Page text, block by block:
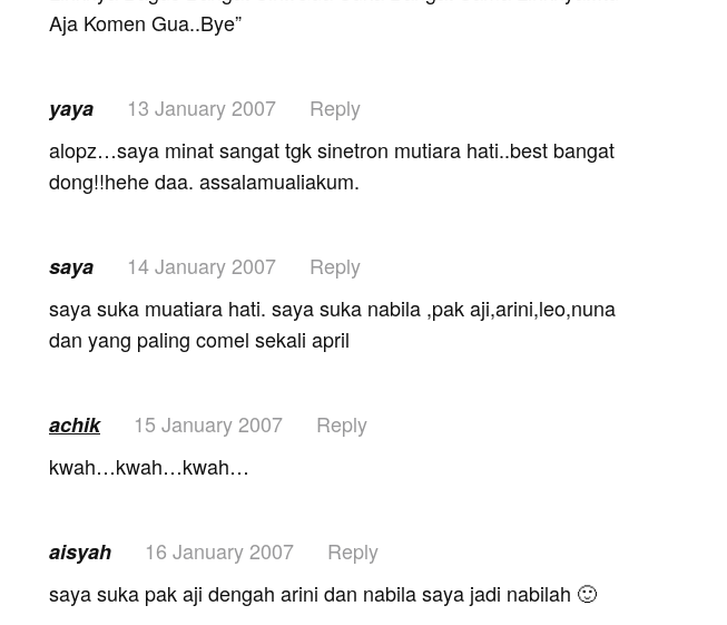
Aja Komen Gua..Bye”
yaya 13 January 2007
Reply
alopz…saya minat sangat tgk sinetron mutiara hati..best bangat
dong!!hehe daa. assalamualiakum.
saya 14 January 2007
Reply
saya suka muatiara hati. saya suka nabila ,pak aji,arini,leo,nuna
dan yang paling comel sekali april
achik 15 January 2007
Reply
kwah…kwah…kwah…
aisyah 16 January 2007
Reply
saya suka pak aji dengah arini dan nabila saya jadi nabilah 🙂